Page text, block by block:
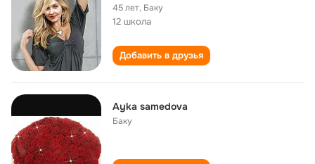
45 лет, Баку
12 школа
Добавить в друзья
Ayka samedova
Баку